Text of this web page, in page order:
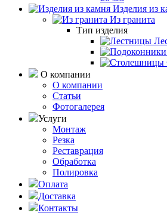
Изделия из
Из гранита
Тип изделия
О компании
О компании
Статьи
Фотогалерея
Услуги
Монтаж
Резка
Реставрация
Обработка
Полировка
Оплата
Доставка
Контакты